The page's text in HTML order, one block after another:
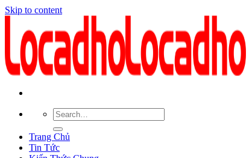
Skip to content
Trang Chủ
Tin Tức